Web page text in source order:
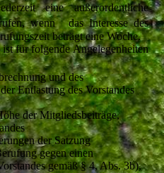
eine außerordentliche
wenn das Interesse des
beträgt eine Woche.
für folgende Angelegenheiten
und des
Entlastung des Vorstandes
der Mitgliedsbeiträge,
der Satzung
gegen einen
gemäß § 4, Abs. 3b),